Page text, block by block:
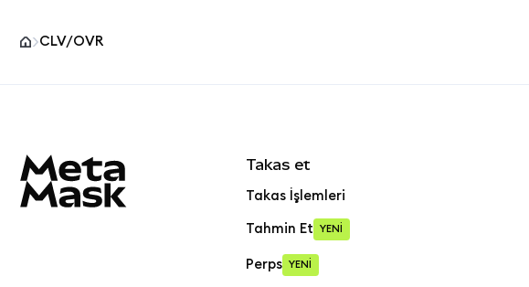
CLV/OVR
Takas et
Takas İşlemleri
Tahmin Et YENİ
Perps YENİ